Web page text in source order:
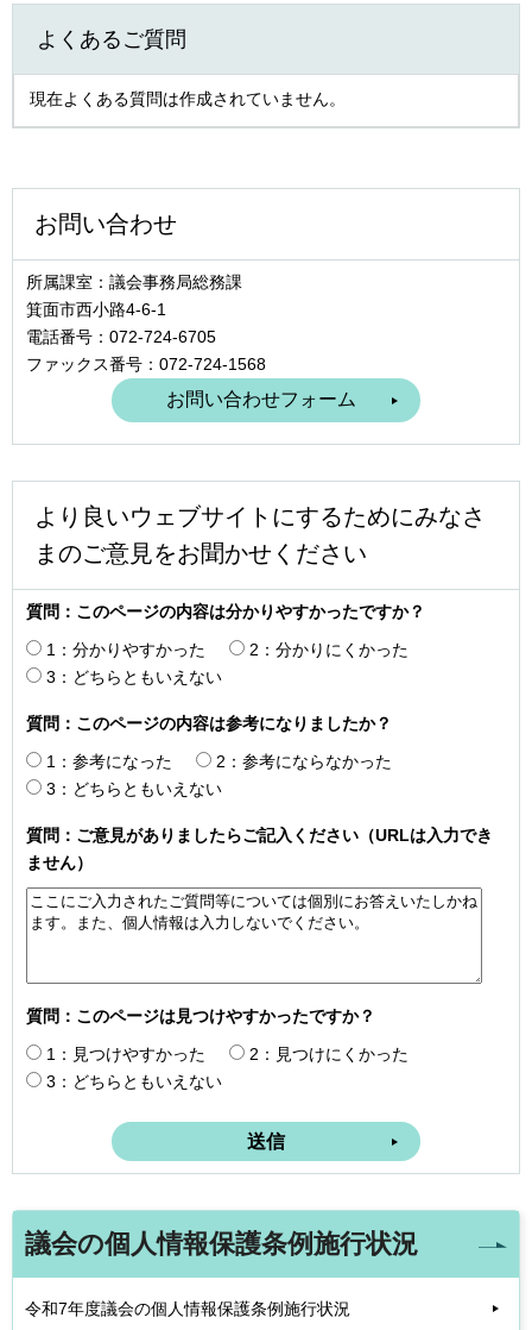
よくあるご質問
現在よくある質問は作成されていません。
お問い合わせ
所属課室：議会事務局総務課
箕面市西小路4‐6‐1
電話番号：072-724-6705
ファックス番号：072-724-1568
より良いウェブサイトにするためにみなさ
まのご意見をお聞かせください
質問：このページの内容は分かりやすかったですか？
1：分かりやすかった
2：分かりにくかった
3：どちらともいえない
質問：このページの内容は参考になりましたか？
1：参考になった
2：参考にならなかった
3：どちらともいえない
質問：ご意見がありましたらご記入ください（URLは入力でき
ません）
質問：このページは見つけやすかったですか？
1：見つけやすかった
2：見つけにくかった
3：どちらともいえない
議会の個人情報保護条例施行状況
令和7年度議会の個人情報保護条例施行状況